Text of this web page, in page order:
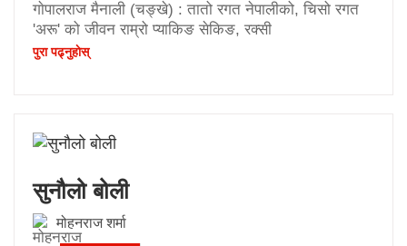
गाेपालराज मैनाली (चङ्खे) : तातो रगत नेपालीको, चिसो रगत
'अरू' को जीवन राम्रो प्याकिङ सेकिङ, रक्सी
पुरा पढ्नुहाेस्
सुनौलो बोली
मोहनराज शर्मा